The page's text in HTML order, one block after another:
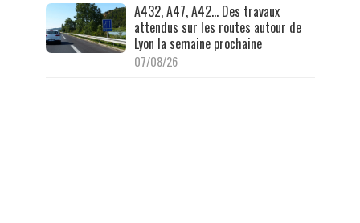
A432, A47, A42… Des travaux
attendus sur les routes autour de
Lyon la semaine prochaine
07/08/26